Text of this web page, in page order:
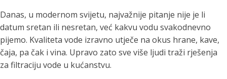
Danas, u modernom svijetu, najvažnije pitanje nije je li
datum sretan ili nesretan, već kakvu vodu svakodnevno
pijemo. Kvaliteta vode izravno utječe na okus hrane, kave,
čaja, pa čak i vina. Upravo zato sve više ljudi traži rješenja
za filtraciju vode u kućanstvu.